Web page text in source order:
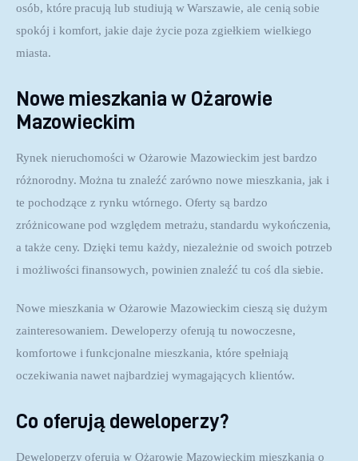
osób, które pracują lub studiują w Warszawie, ale cenią sobie
spokój i komfort, jakie daje życie poza zgiełkiem wielkiego
miasta.
Nowe mieszkania w Ożarowie
Mazowieckim
Rynek nieruchomości w Ożarowie Mazowieckim jest bardzo
różnorodny. Można tu znaleźć zarówno nowe mieszkania, jak i
te pochodzące z rynku wtórnego. Oferty są bardzo
zróżnicowane pod względem metrażu, standardu wykończenia,
a także ceny. Dzięki temu każdy, niezależnie od swoich potrzeb
i możliwości finansowych, powinien znaleźć tu coś dla siebie.
Nowe mieszkania w Ożarowie Mazowieckim cieszą się dużym
zainteresowaniem. Deweloperzy oferują tu nowoczesne,
komfortowe i funkcjonalne mieszkania, które spełniają
oczekiwania nawet najbardziej wymagających klientów.
Co oferują deweloperzy?
Deweloperzy oferują w Ożarowie Mazowieckim mieszkania o